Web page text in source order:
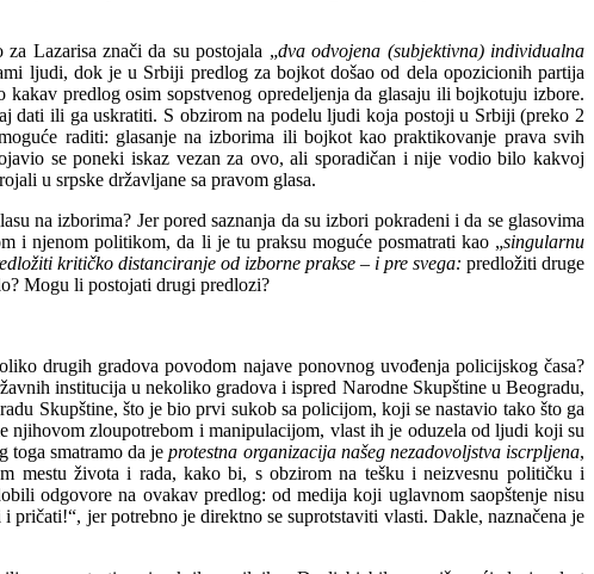
Lazarisa znači da su postojala „dva odvojena (subjektivna) individualna
ljudi, dok je u Srbiji predlog za bojkot došao od dela opozicionih partija
predlog osim sopstvenog opredeljenja da glasaju ili bojkotuju izbore.
dati ili ga uskratiti. S obzirom na podelu ljudi koja postoji u Srbiji (preko 2
raditi: glasanje na izborima ili bojkot kao praktikovanje prava svih
se poneki iskaz vezan za ovo, ali sporadičan i nije vodio bilo kakvoj
u srpske državljane sa pravom glasa.
na izborima? Jer pored saznanja da su izbori pokradeni i da se glasovima
i njenom politikom, da li je tu praksu moguće posmatrati kao „singularnu
kritičko distanciranje od izborne prakse – i pre svega: predložiti druge
Mogu li postojati drugi predlozi?
drugih gradova povodom najave ponovnog uvođenja policijskog časa?
institucija u nekoliko gradova i ispred Narodne Skupštine u Beogradu,
Skupštine, što je bio prvi sukob sa policijom, koji se nastavio tako što ga
zloupotrebom i manipulacijom, vlast ih je oduzela od ljudi koji su
toga smatramo da jeprotestna organizacija našeg nezadovoljstva iscrpljena,
mestu života i rada, kako bi, s obzirom na tešku i neizvesnu političku i
odgovore na ovakav predlog: od medija koji uglavnom saopštenje nisu
jer potrebno je direktno se suprotstaviti vlasti. Dakle, naznačena je